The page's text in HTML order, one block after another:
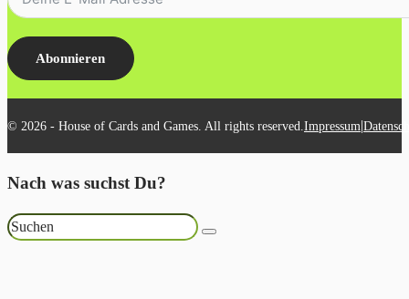
Abonnieren
© 2026 - House of Cards and Games. All rights reserved. Impressum
Nach was suchst Du?
Suchen